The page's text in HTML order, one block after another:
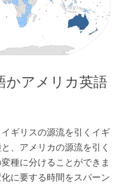
かアメリカ英語
ギリスの源流を引くイギ
、アメリカの源流を引く
種に分けることができま
に要する時間をスパーン